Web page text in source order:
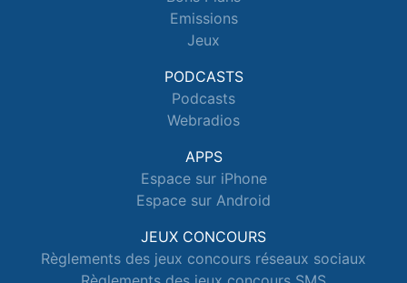
Emissions
Jeux
PODCASTS
Podcasts
Webradios
APPS
Espace sur iPhone
Espace sur Android
JEUX CONCOURS
Règlements des jeux concours réseaux sociaux